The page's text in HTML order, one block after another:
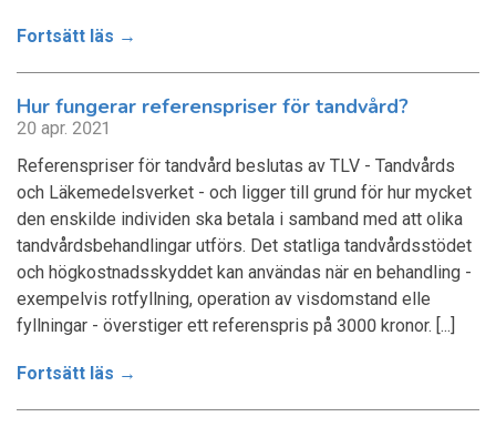
Fortsätt läs →
Hur fungerar referenspriser för tandvård?
20 apr. 2021
Referenspriser för tandvård beslutas av TLV - Tandvårds
och Läkemedelsverket - och ligger till grund för hur mycket
den enskilde individen ska betala i samband med att olika
tandvårdsbehandlingar utförs. Det statliga tandvårdsstödet
och högkostnadsskyddet kan användas när en behandling -
exempelvis rotfyllning, operation av visdomstand elle
fyllningar - överstiger ett referenspris på 3000 kronor. [...]
Fortsätt läs →